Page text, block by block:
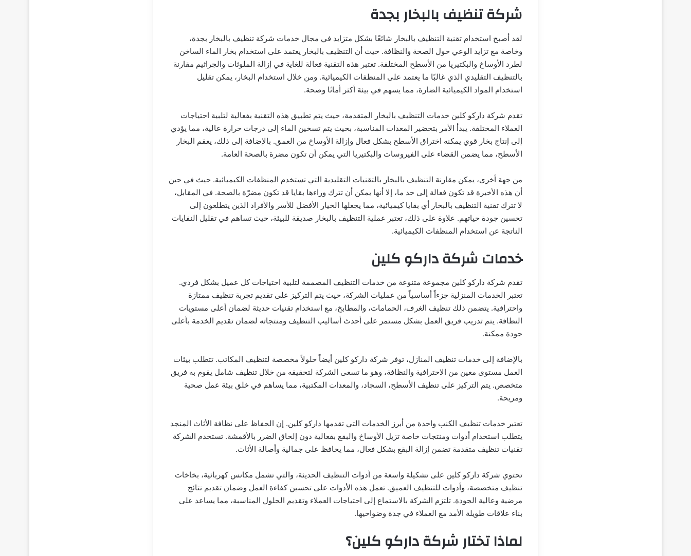
شركة تنظيف بالبخار بجدة
لقد أصبح استخدام تقنية التنظيف بالبخار شائعًا بشكل متزايد في مجال خدمات شركة تنظيف بالبخار بجدة،
وخاصة مع تزايد الوعي حول الصحة والنظافة. حيث أن التنظيف بالبخار يعتمد على استخدام بخار الماء الساخن
لطرد الأوساخ والبكتيريا من الأسطح المختلفة. تعتبر هذه التقنية فعالة للغاية في إزالة الملوثات والجراثيم مقارنة
بالتنظيف التقليدي الذي غالبًا ما يعتمد على المنظفات الكيميائية. ومن خلال استخدام البخار، يمكن تقليل
استخدام المواد الكيميائية الضارة، مما يسهم في بيئة أكثر أمانًا وصحة.
تقدم شركة داركو كلين خدمات التنظيف بالبخار المتقدمة، حيث يتم تطبيق هذه التقنية بفعالية لتلبية احتياجات
العملاء المختلفة. يبدأ الأمر بتحضير المعدات المناسبة، بحيث يتم تسخين الماء إلى درجات حرارة عالية، مما يؤدي
إلى إنتاج بخار قوي يمكنه اختراق الأسطح بشكل فعال وإزالة الأوساخ من العمق. بالإضافة إلى ذلك، يعقم البخار
الأسطح، مما يضمن القضاء على الفيروسات والبكتيريا التي يمكن أن تكون مضرة بالصحة العامة.
من جهة أخرى، يمكن مقارنة التنظيف بالبخار بالتقنيات التقليدية التي تستخدم المنظفات الكيميائية. حيث في حين
أن هذه الأخيرة قد تكون فعالة إلى حد ما، إلا أنها يمكن أن تترك وراءها بقايا قد تكون مضرّة بالصحة. في المقابل،
لا تترك تقنية التنظيف بالبخار أي بقايا كيميائية، مما يجعلها الخيار الأفضل للأسر والأفراد الذين يتطلعون إلى
تحسين جودة حياتهم. علاوة على ذلك، تعتبر عملية التنظيف بالبخار صديقة للبيئة، حيث تساهم في تقليل النفايات
الناتجة عن استخدام المنظفات الكيميائية.
خدمات شركة داركو كلين
تقدم شركة داركو كلين مجموعة متنوعة من خدمات التنظيف المصممة لتلبية احتياجات كل عميل بشكل فردي.
تعتبر الخدمات المنزلية جزءاً أساسياً من عمليات الشركة، حيث يتم التركيز على تقديم تجربة تنظيف ممتازة
واحترافية. يتضمن ذلك تنظيف الغرف، الحمامات، والمطابخ، مع استخدام تقنيات حديثة لضمان أعلى مستويات
النظافة. يتم تدريب فريق العمل بشكل مستمر على أحدث أساليب التنظيف ومنتجاته لضمان تقديم الخدمة بأعلى
جودة ممكنة.
بالإضافة إلى خدمات تنظيف المنازل، توفر شركة داركو كلين أيضاً حلولاً مخصصة لتنظيف المكاتب. تتطلب بيئات
العمل مستوى معين من الاحترافية والنظافة، وهو ما تسعى الشركة لتحقيقه من خلال تنظيف شامل يقوم به فريق
متخصص. يتم التركيز على تنظيف الأسطح، السجاد، والمعدات المكتبية، مما يساهم في خلق بيئة عمل صحية
ومريحة.
تعتبر خدمات تنظيف الكنب واحدة من أبرز الخدمات التي تقدمها داركو كلين. إن الحفاظ على نظافة الأثاث المنجد
يتطلب استخدام أدوات ومنتجات خاصة تزيل الأوساخ والبقع بفعالية دون إلحاق الضرر بالأقمشة. تستخدم الشركة
تقنيات تنظيف متقدمة تضمن إزالة البقع بشكل فعال، مما يحافظ على جمالية وأصالة الأثاث.
تحتوي شركة داركو كلين على تشكيلة واسعة من أدوات التنظيف الحديثة، والتي تشمل مكانس كهربائية، بخاخات
تنظيف متخصصة، وأدوات للتنظيف العميق. تعمل هذه الأدوات على تحسين كفاءة العمل وضمان تقديم نتائج
مرضية وعالية الجودة. تلتزم الشركة بالاستماع إلى احتياجات العملاء وتقديم الحلول المناسبة، مما يساعد على
بناء علاقات طويلة الأمد مع العملاء في جدة وضواحيها.
لماذا تختار شركة داركو كلين؟